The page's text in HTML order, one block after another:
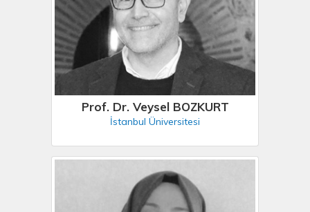
Prof. Dr. Veysel BOZKURT
İstanbul Üniversitesi